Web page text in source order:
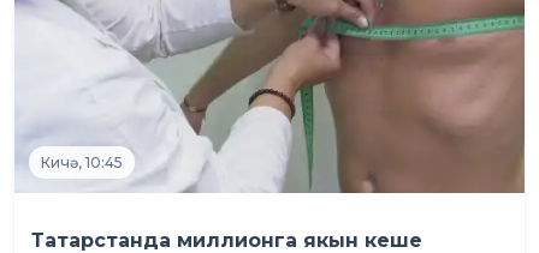
Кичә, 10:45
Татарстанда миллионга якын кеше